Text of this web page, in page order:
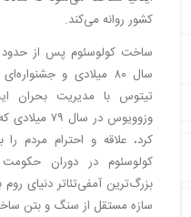
کشور روانه می‌کند.
ساخت کولوسئوم پس از
تیتوس با مدیریت بحران
وزوویوس در
کرد، علاقه و احترام مردم
کولوسئوم در دوران
سازه مستقل از سنگ و بتن